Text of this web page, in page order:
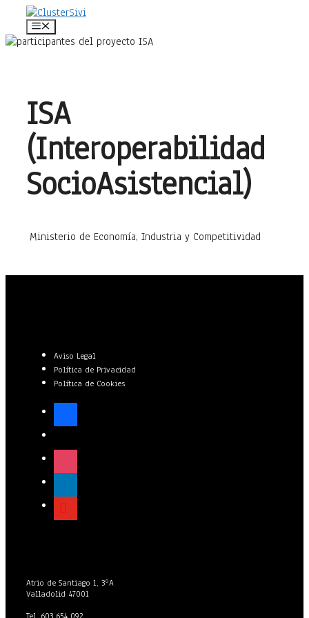
Saltar
contenido
Menú
ISA
(Interoperabilidad
SocioAsistencial)
Ministerio de Economía, Industria y Competitividad
Aviso Legal
Política de Privacidad
Política de Cookies
facebook
x
instagram
linkedin
youtube
Atrio de Santiago 1, 3ºA
Valladolid 47001